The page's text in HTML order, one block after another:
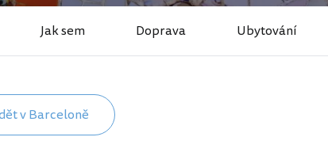
Jak sem Doprava Ubytování
v Barceloně